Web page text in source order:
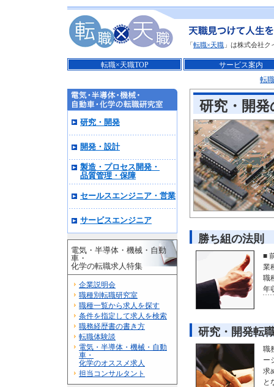
「転職×天職 」は株式会社
転職×天職TOP
サービス案内
転
研究・開
勝ち組の法則
■
業
職
年
研究・開発転
職
ー
求
と
研究・開発
開発・設計
製造・プロセス開発・
品質管理・保障
セールスエンジニア・営業
サービスエンジニア
電気・半導体・機械・自動
車・
化学の転職求人特集
企業説明会
職種別転職研究室
職種一覧から求人を探す
条件を指定して求人を検索
職務経歴書の書き方
転職体験談
電気・半導体・機械・自動
車・
化学のオススメ求人
担当コンサルタント